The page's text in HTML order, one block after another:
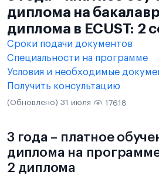
диплома на
диплома в ECUST: 2
Сроки подачи документов
Специальности на программе
Условия и необходимые
Получить консультацию
(Обновлено) 31 июля 17618
3 года – платное
диплома на
2 диплома